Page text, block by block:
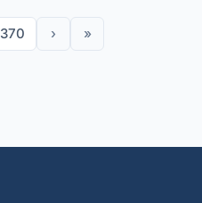
370 › »